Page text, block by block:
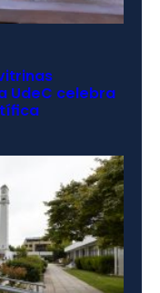
UdeC celebra